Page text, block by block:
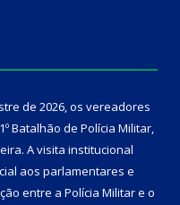
de 2026, os vereadores
Batalhão de Polícia Militar,
A visita institucional
aos parlamentares e
entre a Polícia Militar e o